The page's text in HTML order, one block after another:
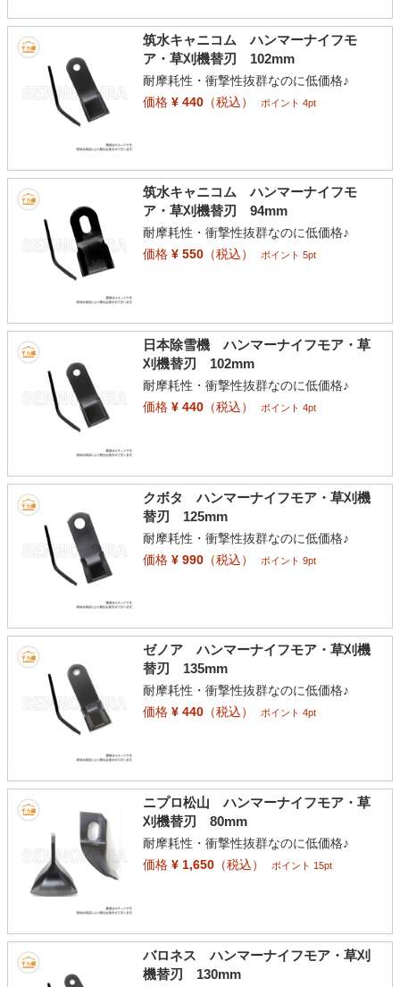
筑水キャニコム ハンマーナイフモ
ア・草刈機替刃 102mm
耐摩耗性・衝撃性抜群なのに低価格♪
価格¥ 440（税込） ポイント 4pt
筑水キャニコム ハンマーナイフモ
ア・草刈機替刃 94mm
耐摩耗性・衝撃性抜群なのに低価格♪
価格¥ 550（税込） ポイント 5pt
日本除雪機 ハンマーナイフモア・草
刈機替刃 102mm
耐摩耗性・衝撃性抜群なのに低価格♪
価格¥ 440（税込） ポイント 4pt
クボタ ハンマーナイフモア・草刈機
替刃 125mm
耐摩耗性・衝撃性抜群なのに低価格♪
価格¥ 990（税込） ポイント 9pt
ゼノア ハンマーナイフモア・草刈機
替刃 135mm
耐摩耗性・衝撃性抜群なのに低価格♪
価格¥ 440（税込） ポイント 4pt
ニプロ松山 ハンマーナイフモア・草
刈機替刃 80mm
耐摩耗性・衝撃性抜群なのに低価格♪
価格¥ 1,650（税込） ポイント 15pt
バロネス ハンマーナイフモア・草刈
機替刃 130mm